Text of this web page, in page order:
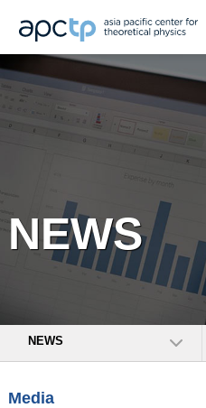
NEWS
NEWS
Media